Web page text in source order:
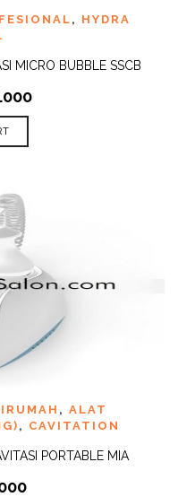
, HYDRA
MICRO BUBBLE SSCB
, ALAT
, CAVITATION
PORTABLE MIA